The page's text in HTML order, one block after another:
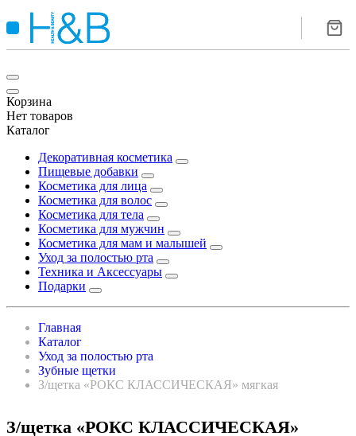
Корзина
Нет товаров
Каталог
Декоративная косметика
Пищевые добавки
Косметика для лица
Косметика для волос
Косметика для тела
Косметика для мужчин
Косметика для мам и малышей
Уход за полостью рта
Техника и Аксессуары
Подарки
Главная
Каталог
Уход за полостью рта
Зубные щетки
З/щетка «РОКС КЛАССИЧЕСКАЯ» мягкая
З/щетка «РОКС КЛАССИЧЕСКАЯ»